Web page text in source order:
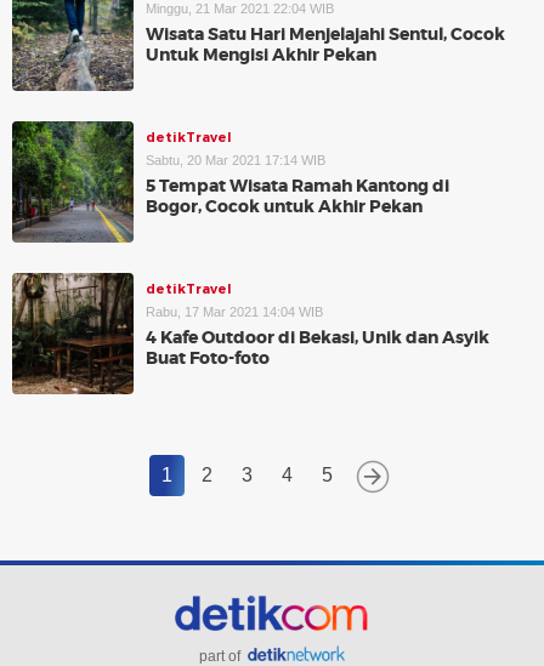
Minggu, 21 Mar 2021 22:04 WIB
Wisata Satu Hari Menjelajahi Sentul, Cocok
Untuk Mengisi Akhir Pekan
detikTravel
Sabtu, 20 Mar 2021 17:14 WIB
5 Tempat Wisata Ramah Kantong di
Bogor, Cocok untuk Akhir Pekan
detikTravel
Rabu, 17 Mar 2021 14:04 WIB
4 Kafe Outdoor di Bekasi, Unik dan Asyik
Buat Foto-foto
1 2 3 4 5
part of